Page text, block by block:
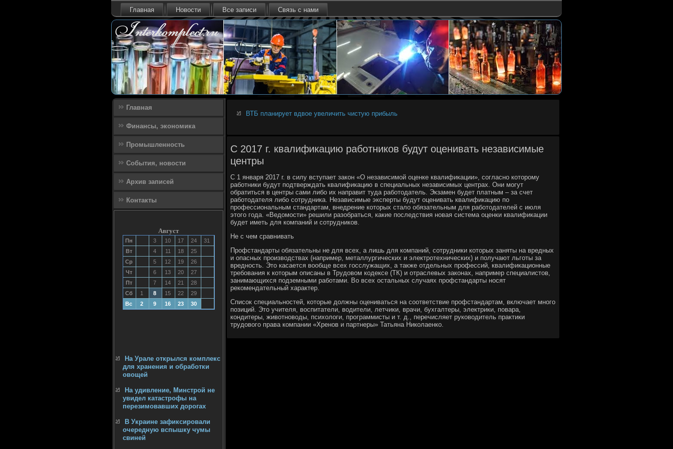
Главная Новости Все записи Связь с нами
Главная
Финансы, экономика
Промышленность
События, новости
Архив записей
Контакты
Август
Пн 3 10 17 24
31
Вт
4 11 18
25
Ср
5 12 19
26
Чт
6 13 20
27
Пт
7 14 21
28
Сб
1 8 15 22
29
Вс
2 9 16 23 30
На Урале открылся комплекс
для хранения и обработки
овощей
На удивление, Минстрой не
увидел катастрофы на
перезимовавших дорогах
В Украине зафиксировали
очередную вспышку чумы
свиней
ВТБ планирует вдвое увеличить чистую прибыль
С 2017 г. квалификацию работников будут оценивать независимые
центры
С 1 января 2017 г. в силу вступает закон «О независимой оценке квалификации», согласно которому
работники будут подтверждать квалификацию в специальных независимых центрах. Они могут
обратиться в центры сами либо их направит туда работодатель. Экзамен будет платным – за счет
работодателя либо сотрудника. Независимые эксперты будут оценивать квалификацию по
профессиональным стандартам, внедрение которых стало обязательным для работодателей с июля
этого года. «Ведомости» решили разобраться, какие последствия новая система оценки квалификации
будет иметь для компаний и сотрудников.
Не с чем сравнивать
Профстандарты обязательны не для всех, а лишь для компаний, сотрудники которых заняты на вредных
и опасных производствах (например, металлургических и электротехнических) и получают льготы за
вредность. Это касается вообще всех госслужащих, а также отдельных профессий, квалификационные
требования к которым описаны в Трудовом кодексе (ТК) и отраслевых законах, например специалистов,
занимающихся подземными работами. Во всех остальных случаях профстандарты носят
рекомендательный характер.
Список специальностей, которые должны оцениваться на соответствие профстандартам, включает много
позиций. Это учителя, воспитатели, водители, летчики, врачи, бухгалтеры, электрики, повара,
кондитеры, животноводы, психологи, программисты и т. д., перечисляет руководитель практики
трудового права компании «Хренов и партнеры» Татьяна Николаенко.